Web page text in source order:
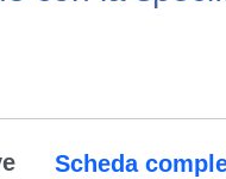
Scheda